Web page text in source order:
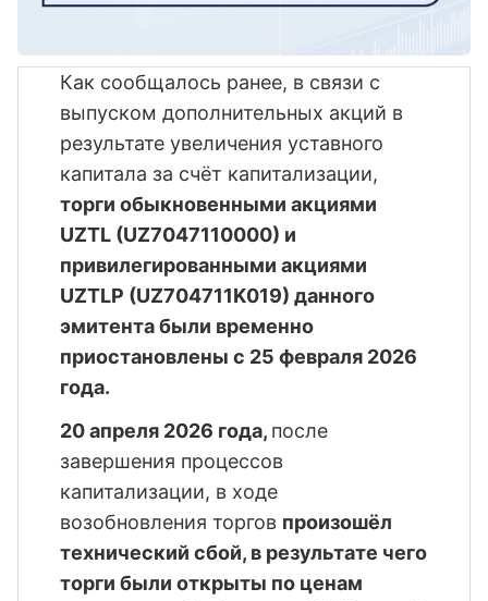
Как сообщалось ранее, в связи с
выпуском дополнительных акций в
результате увеличения уставного
торги обыкновенными акциями
UZTL (UZ7047110000) и
привилегированными акциями
UZTLP (UZ704711K019) данного
эмитента были временно
приостановлены с 25 февраля 2026
года.
20 апреля 2026 года, после
завершения процессов
капитализации, в ходе
возобновления торгов произошёл
технический сбой, в результате чего
торги были открыты по ценам